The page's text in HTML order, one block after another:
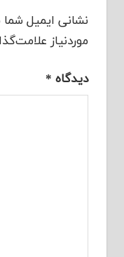
نشانی ایمیل
موردنیاز
دیدگاه *